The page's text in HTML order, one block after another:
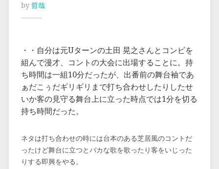
by 哲哉
・・自分は元Uターンの土田 晃之さんとコンビを
組んで漫才、コントの大会に出場することに。持
ち時間は一組10分だったが、出番前の舞台袖であ
ぁだこぅだギリギリまで打ち合わせしたりしたせ
いか客の見守る舞台上に立った時点では1分を切る
持ち時間だった。
ネタは打ち合わせの時には台本のある芝居風のコントだ
ったけど舞台に立つとバカな歌を歌ったり客をいじった
りする即興をやる。